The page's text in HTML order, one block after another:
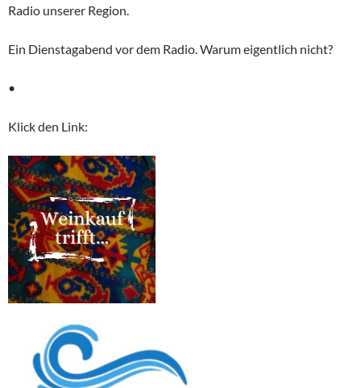
Radio unserer Region.
Ein Dienstagabend vor dem Radio. Warum eigentlich nicht?
•
Klick den Link: